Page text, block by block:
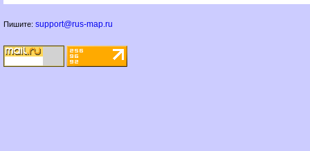
Пишите: support@rus-map.ru